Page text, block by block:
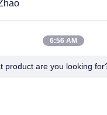
Steel Tape Armored
- 800mm2 Eco
Household LSZH PVC
6:56 AM
product are you looking